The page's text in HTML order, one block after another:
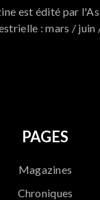
est édité par
: mars / juin
PAGES
Magazines
Chroniques